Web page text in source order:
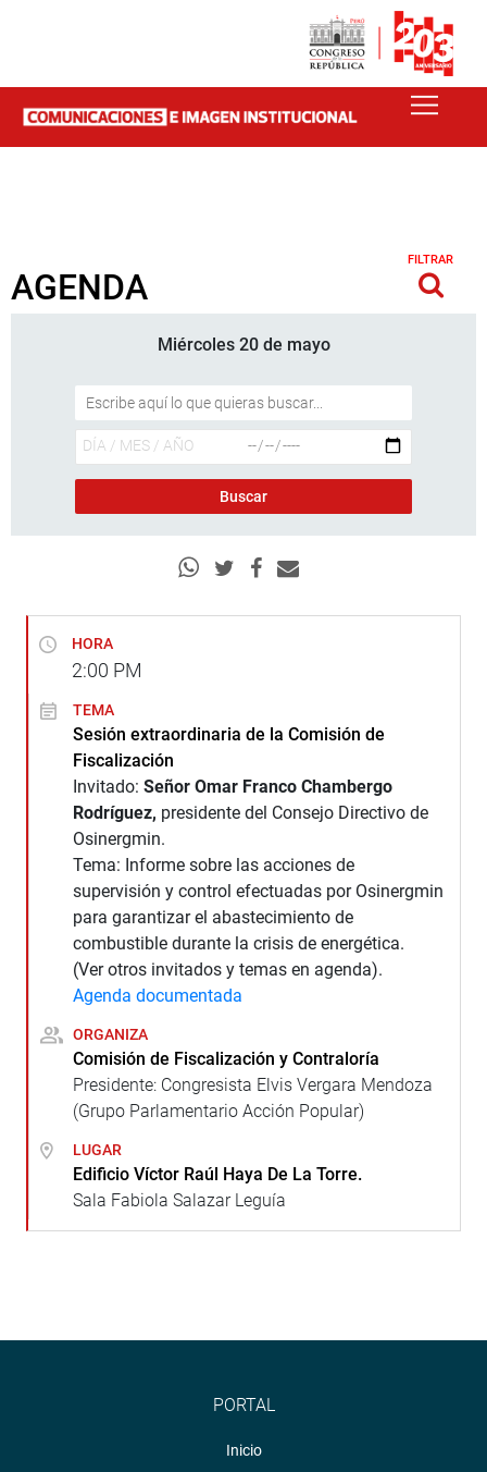
AGENDA
FILTRAR
Miércoles 20 de mayo
HORA
2:00 PM
TEMA
Sesión extraordinaria de la Comisión de
Fiscalización
Invitado: Señor Omar Franco Chambergo
Rodríguez, presidente del Consejo Directivo de
Osinergmin.
Tema: Informe sobre las acciones de
supervisión y control efectuadas por Osinergmin
para garantizar el abastecimiento de
combustible durante la crisis de energética.
(Ver otros invitados y temas en agenda).
Agenda documentada
ORGANIZA
Comisión de Fiscalización y Contraloría
Presidente: Congresista Elvis Vergara Mendoza
(Grupo Parlamentario Acción Popular)
LUGAR
Edificio Víctor Raúl Haya De La Torre.
Sala Fabiola Salazar Leguía
PORTAL
Inicio